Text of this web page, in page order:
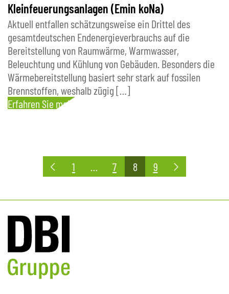
Kleinfeuerungsanlagen (Emin koNa)
Aktuell entfallen schätzungsweise ein Drittel des
gesamtdeutschen Endenergieverbrauchs auf die
Bereitstellung von Raumwärme, Warmwasser,
Beleuchtung und Kühlung von Gebäuden. Besonders die
Wärmebereitstellung basiert sehr stark auf fossilen
Brennstoffen, weshalb zügig […]
Erfahren Sie mehr
Seitennummerierung
Beiträge
1 … 7 8 9